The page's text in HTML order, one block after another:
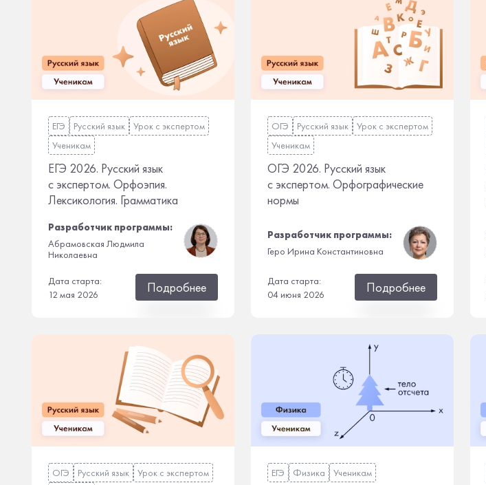
ЕГЭ Русский язык
Урок с экспертом
Ученикам
ЕГЭ 2026. Русский язык
с экспертом. Орфоэпия.
Лексикология. Грамматика
Разработчик программы:
Абрамовская Людмила
Николаевна
Дата старта:
12 мая 2026
Подробнее
ОГЭ Русский язык
Урок с экспертом
Ученикам
ОГЭ 2026. Русский язык
с экспертом. Орфографические
нормы
Разработчик программы:
Геро Ирина Константиновна
Дата старта:
04 июня 2026
Подробнее
ОГЭ Русский язык
Урок с экспертом
ЕГЭ Физика Ученикам